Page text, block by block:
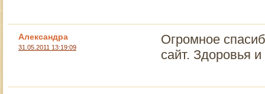
Александра
31.05.2011 13:19:09
Огромное
сайт. Здоровья